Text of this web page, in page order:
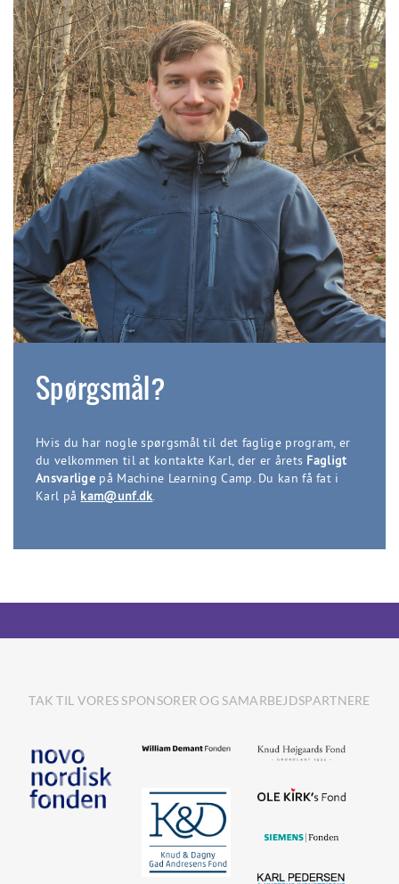
Spørgsmål?
Hvis du har nogle spørgsmål til det faglige program, er
du velkommen til at kontakte Karl, der er årets Fagligt
Ansvarlige på Machine Learning Camp. Du kan få fat i
Karl på kam@unf.dk.
TAK TIL VORES SPONSORER OG SAMARBEJDSPARTNERE